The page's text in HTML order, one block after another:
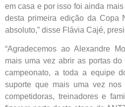
em casa e por isso foi ainda
desta primeira edição da Copa
absoluto,” disse Flávia Cajé,
“Agradecemos ao Alexandre
mais uma vez abrir as portas
campeonato, a toda a equipe
suporte que mais uma vez
competidoras, treinadores e